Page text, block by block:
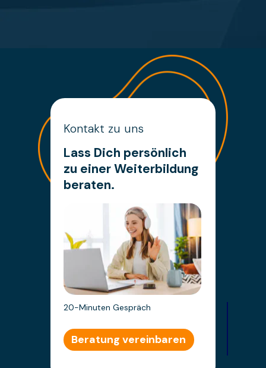
Kontakt zu uns
Lass Dich persönlich
zu einer Weiterbildung
beraten.
20-Minuten Gespräch
Beratung vereinbaren